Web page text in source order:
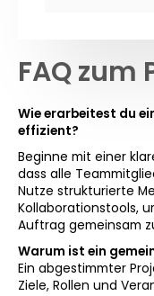
FAQ
Wie erarbeitest du
effizient?
Beginne mit einer
dass alle
Nutze strukturierte
Kollaborationstools,
Auftrag gemeinsam
Warum ist ein
Ein abgestimmter
Ziele, Rollen und